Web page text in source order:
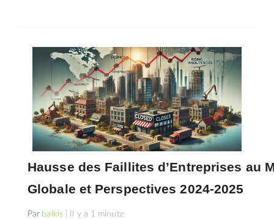
Hausse des Faillites d’Entreprises au
Globale et Perspectives 2024-2025
Par balkis| Il y a 1 minute